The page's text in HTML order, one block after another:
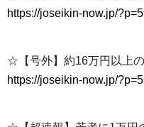
https://joseikin-now.jp/
☆【号外】約16万円以上
https://joseikin-now.jp/